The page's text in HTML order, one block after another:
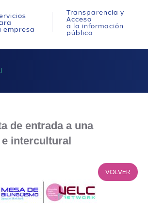
empresa
Transparencia y
Acceso
a la información
pública
de entrada a una
intercultural
VOLVER